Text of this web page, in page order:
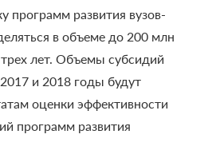
программ развития вузов-
в объеме до 200 млн
лет. Объемы субсидий
и 2018 годы будут
оценки эффективности
программ развития